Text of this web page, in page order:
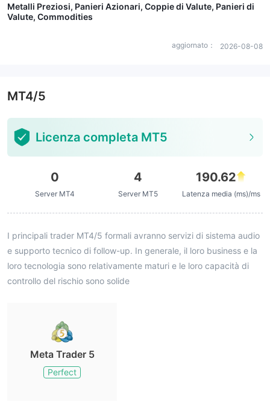
Metalli Preziosi, Panieri Azionari, Coppie di Valute, Panieri di
Valute, Commodities
aggiornato： 2026-08-08
MT4/5
Licenza completa MT5
0
Server MT4
4
Server MT5
190.62
Latenza media (ms)/ms
I principali trader MT4/5 formali avranno servizi di sistema audio
e supporto tecnico di follow-up. In generale, il loro business e la
loro tecnologia sono relativamente maturi e le loro capacità di
controllo del rischio sono solide
Meta Trader 5
Perfect